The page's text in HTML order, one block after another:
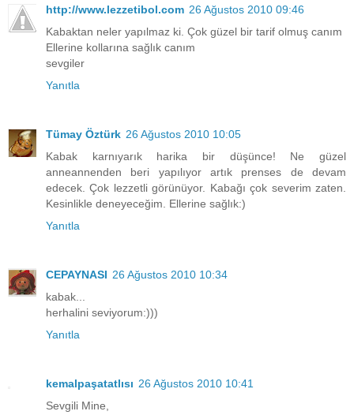
http://www.lezzetibol.com 26 Ağustos 2010 09:46
Kabaktan neler yapılmaz ki. Çok güzel bir tarif olmuş canım
Ellerine kollarına sağlık canım
sevgiler
Yanıtla
Tümay Öztürk 26 Ağustos 2010 10:05
Kabak karnıyarık harika bir düşünce! Ne güzel
anneannenden beri yapılıyor artık prenses de devam
edecek. Çok lezzetli görünüyor. Kabağı çok severim zaten.
Kesinlikle deneyeceğim. Ellerine sağlık:)
Yanıtla
CEPAYNASI 26 Ağustos 2010 10:34
kabak...
herhalini seviyorum:)))
Yanıtla
kemalpaşatatlısı 26 Ağustos 2010 10:41
Sevgili Mine,